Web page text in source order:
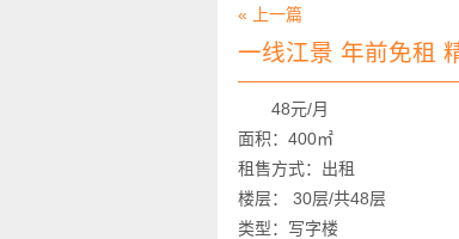
« 上一篇
一线江景 年前免租
48元/月
面积：400㎡
租售方式：出租
楼层： 30层/共48层
类型：写字楼